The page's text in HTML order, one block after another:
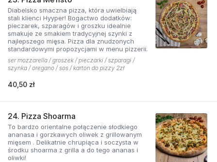
Diabelsko smaczna pizza, która uwielbiają
stali klienci Hyyper! Bogactwo dodatków:
pieczarek, szparagów i groszku idealnie
smakuje ze smakiem tradycyjnej szynki z
najlepszego mięsa. Pizza dla znudzonych
standardowymi propozycjami w menu pizzerii.
ser mozzarella / groszek / pieczarki / szparagi /
szynka / oregano / sos / karton do pizzy 2zł
40,50 zł
24. Pizza Shoarma
To bardzo orientalne połączenie słodkiego
ananasa i gorzkawych oliwek z grillowanym
mięsem . Delikatnie chrupiąca i soczysta w
środku shoarma z grilla a do tego ananas i
oliwki!